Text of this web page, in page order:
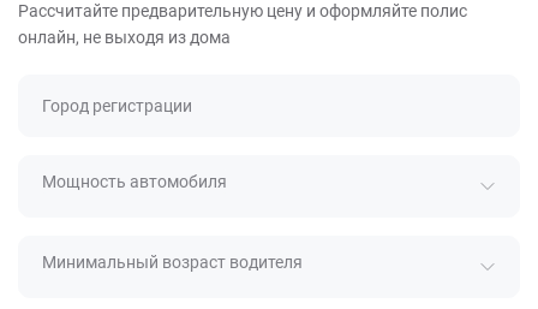
Рассчитайте предварительную цену и оформляйте полис
онлайн, не выходя из дома
Город регистрации
Мощность автомобиля
Минимальный возраст водителя